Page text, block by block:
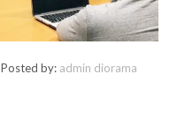
Posted by: admin diorama